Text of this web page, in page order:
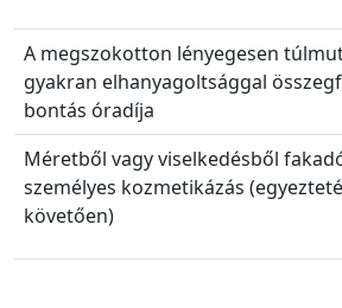
A megszokotton lényegesen
gyakran elhanyagoltsággal
bontás óradíja
Méretből vagy viselkedésből
személyes kozmetikázás
követően)